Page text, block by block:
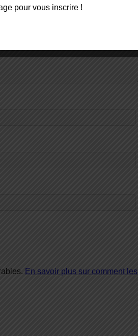
En savoir plus sur comment les
pour vous inscrire !